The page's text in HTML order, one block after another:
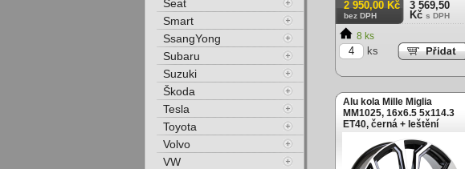
2 950,00 Kč
bez DPH
3 569,50
Kč s DPH
8 ks
ks
Alu kola Mille Miglia
MM1025, 16x6.5 5x114.3
ET40, černá + leštění
Seat
Smart
SsangYong
Subaru
Suzuki
Škoda
Tesla
Toyota
Volvo
VW